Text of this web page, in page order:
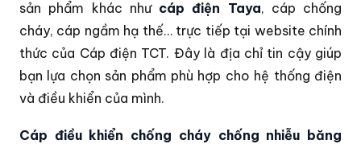
sản phẩm khác như cáp điện Taya, cáp chống
cháy, cáp ngầm hạ thế… trực tiếp tại website chính
thức của Cáp điện TCT. Đây là địa chỉ tin cậy giúp
bạn lựa chọn sản phẩm phù hợp cho hệ thống điện
và điều khiển của mình.
Cáp điều khiển chống cháy chống nhiễu băng